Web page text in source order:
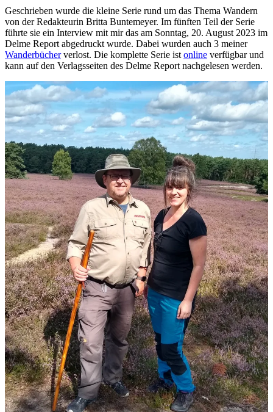
Geschrieben wurde die kleine Serie rund um das Thema Wandern
von der Redakteurin Britta Buntemeyer. Im fünften Teil der Serie
führte sie ein Interview mit mir das am Sonntag, 20. August 2023 im
Delme Report abgedruckt wurde. Dabei wurden auch 3 meiner
Wanderbücherverlost. Die komplette Serie istonline verfügbar und
kann auf den Verlagsseiten des Delme Report nachgelesen werden.